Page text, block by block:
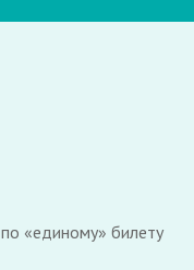
«единому» билету